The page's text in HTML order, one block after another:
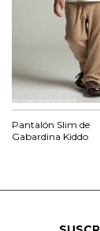
Pantalón Slim de
Gabardina Kiddo